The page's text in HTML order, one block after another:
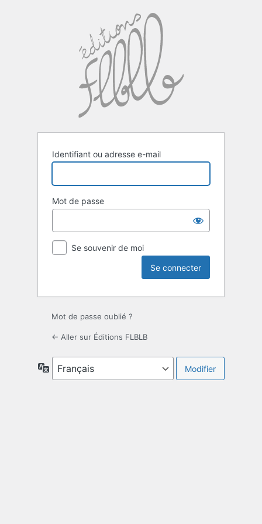
Identifiant ou adresse e-mail
Mot de passe
Se souvenir de moi
Mot de passe oublié ?
← Aller sur Éditions FLBLB
Langue